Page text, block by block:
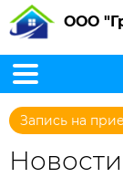
ООО
Запись на